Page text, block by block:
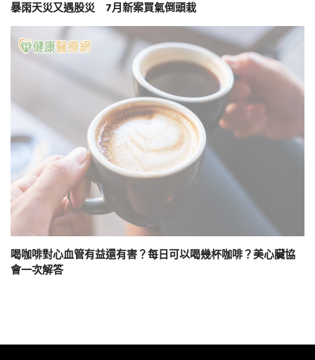
暴雨天災又遇股災 7月新案買氣倒頭栽
喝咖啡對心血管有益還有害？每日可以喝幾杯咖啡？美心臟協
會一次解答